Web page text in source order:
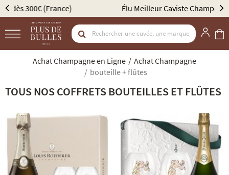
Élu Meilleur Caviste Champagne par Gault & Millau
Achat Champagne en Ligne
Achat Champagne
bouteille + flûtes
TOUS NOS COFFRETS BOUTEILLES ET FLÛTES